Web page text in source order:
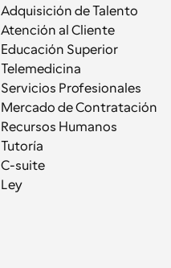
Adquisición de Talento
Atención al Cliente
Educación Superior
Telemedicina
Servicios Profesionales
Mercado de Contratación
Recursos Humanos
Tutoría
C-suite
Ley